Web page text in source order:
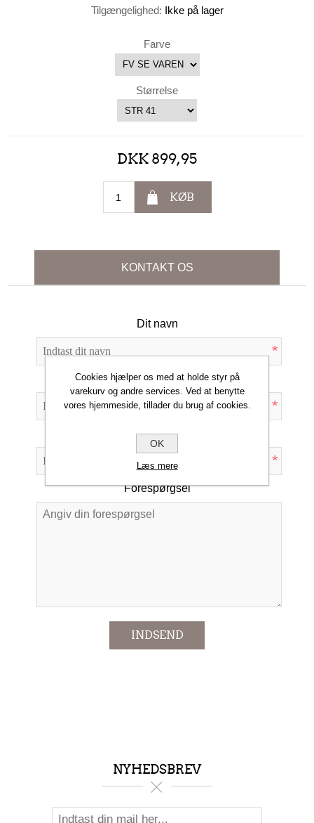
Tilgængelighed: Ikke på lager
Farve
Størrelse
DKK 899,95
KØB
KONTAKT OS
Dit navn
*
Din e-mail
*
Emne:
*
Forespørgsel
INDSEND
NYHEDSBREV
Cookies hjælper os med at holde styr på
varekurv og andre services. Ved at benytte
vores hjemmeside, tillader du brug af cookies.
OK
Læs mere